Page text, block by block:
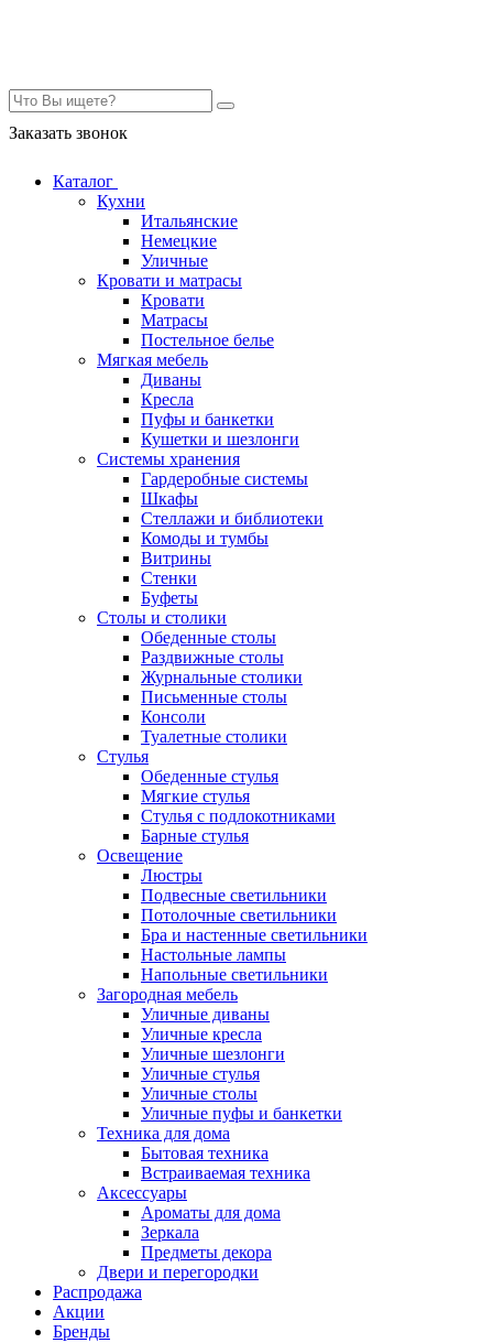
Заказать звонок
Каталог
Кухни
Итальянские
Немецкие
Уличные
Кровати и матрасы
Кровати
Матрасы
Постельное белье
Мягкая мебель
Диваны
Кресла
Пуфы и банкетки
Кушетки и шезлонги
Системы хранения
Гардеробные системы
Шкафы
Стеллажи и библиотеки
Комоды и тумбы
Витрины
Стенки
Буфеты
Столы и столики
Обеденные столы
Раздвижные столы
Журнальные столики
Письменные столы
Консоли
Туалетные столики
Стулья
Обеденные стулья
Мягкие стулья
Стулья с подлокотниками
Барные стулья
Освещение
Люстры
Подвесные светильники
Потолочные светильники
Бра и настенные светильники
Настольные лампы
Напольные светильники
Загородная мебель
Уличные диваны
Уличные кресла
Уличные шезлонги
Уличные стулья
Уличные столы
Уличные пуфы и банкетки
Техника для дома
Бытовая техника
Встраиваемая техника
Аксессуары
Ароматы для дома
Зеркала
Предметы декора
Двери и перегородки
Распродажа
Акции
Бренды